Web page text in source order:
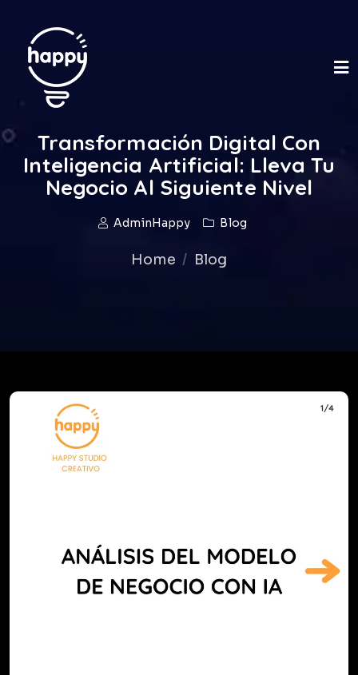
Transformación Digital Con
Inteligencia Artificial: Lleva Tu
Negocio Al Siguiente Nivel
AdminHappy Blog
Home Blog